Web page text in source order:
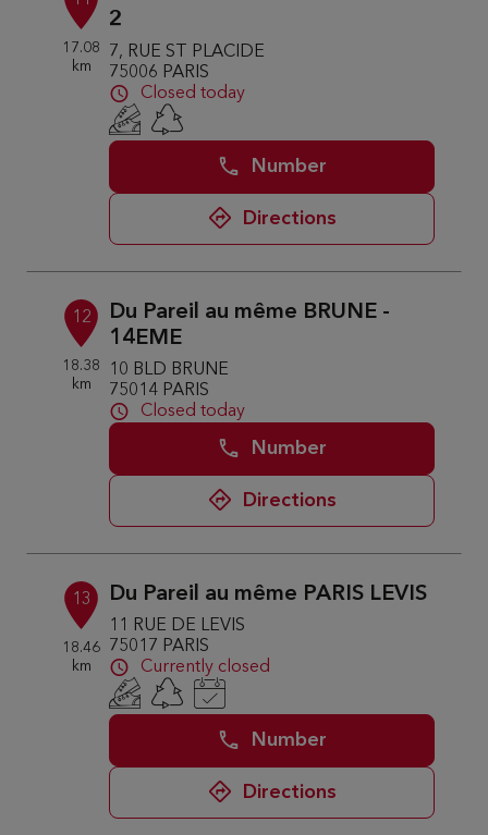
17.08
km
2
7, RUE ST PLACIDE
75006 PARIS
Closed today
Number
Directions
12
18.38
km
Du Pareil au même BRUNE -
14EME
10 BLD BRUNE
75014 PARIS
Closed today
Number
Directions
13
18.46
km
Du Pareil au même PARIS LEVIS
11 RUE DE LEVIS
75017 PARIS
Currently closed
Number
Directions